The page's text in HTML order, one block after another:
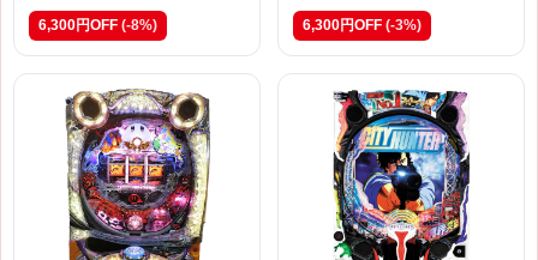
6,300円OFF (-8%) 6,300円OFF (-3%)